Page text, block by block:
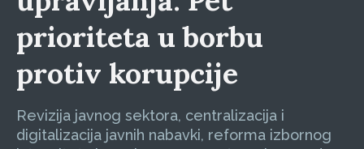
prioriteta u borbu
protiv korupcije
Revizija javnog sektora, centralizacija i
digitalizacija javnih nabavki, reforma izbornog